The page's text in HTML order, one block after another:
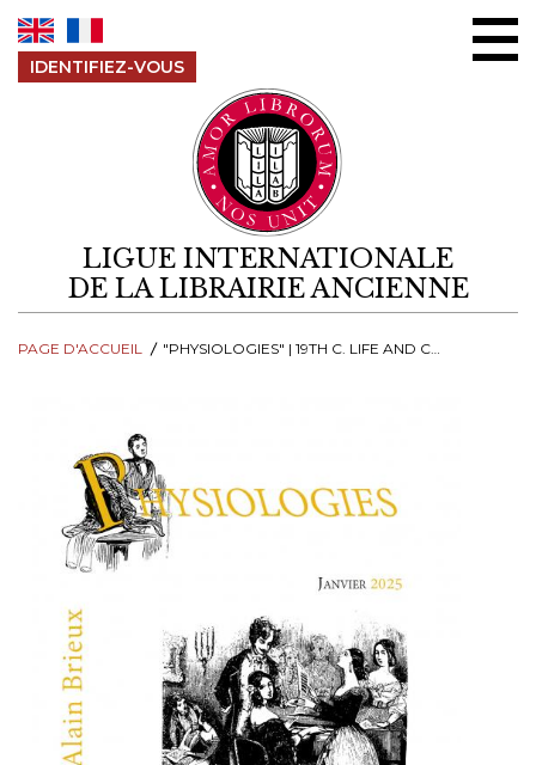
IDENTIFIEZ-VOUS
LIGUE INTERNATIONALE
DE LA LIBRAIRIE ANCIENNE
PAGE D'ACCUEIL "PHYSIOLOGIES" | 19TH C. LIFE AND CUSTOMS OF PARISIANS